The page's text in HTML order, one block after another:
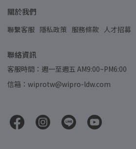
關於我們
聯繫客服 隱私政策 服務條款 人才招募
聯絡資訊
客服時間：週一至週五 AM9:00~PM6:00
信箱：wiprotw@wipro-ldw.com